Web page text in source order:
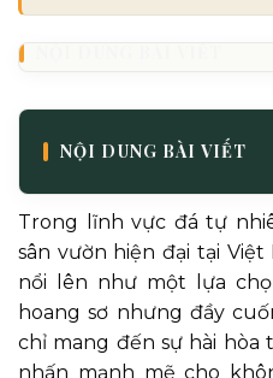
NỘI DUNG BÀI VIẾT
Trong lĩnh vực đá tự
sân vườn hiện đại tại
nổi lên như một lựa
hoang sơ nhưng đầy
chỉ mang đến sự hài hòa
nhấn mạnh mẽ cho